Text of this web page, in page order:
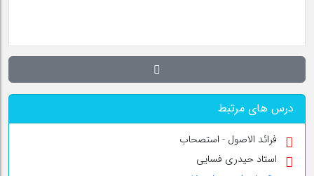
درس های مرتبط
فرائد الاصول - استصحاب
استاد حیدری فسایی